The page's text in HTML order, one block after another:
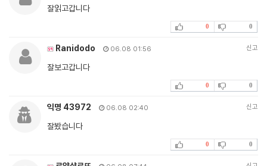
잘읽고갑니다
0 0
Ranidodo 06.08 01:56 신고
잘보고갑니다
0 0
익명 43972 06.08 02:40 신고
잘봤습니다
0 0